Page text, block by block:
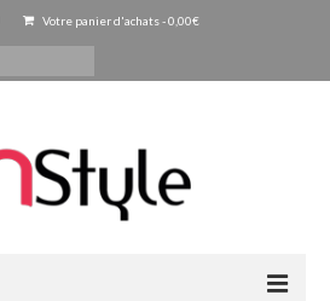
Votre panier d'achats-0,00€